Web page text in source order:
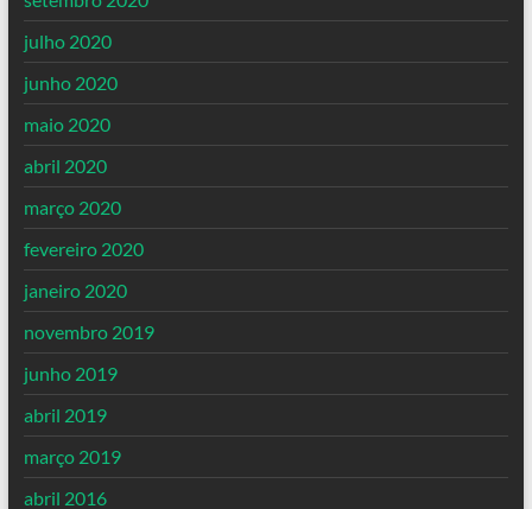
julho 2020
junho 2020
maio 2020
abril 2020
março 2020
fevereiro 2020
janeiro 2020
novembro 2019
junho 2019
abril 2019
março 2019
abril 2016